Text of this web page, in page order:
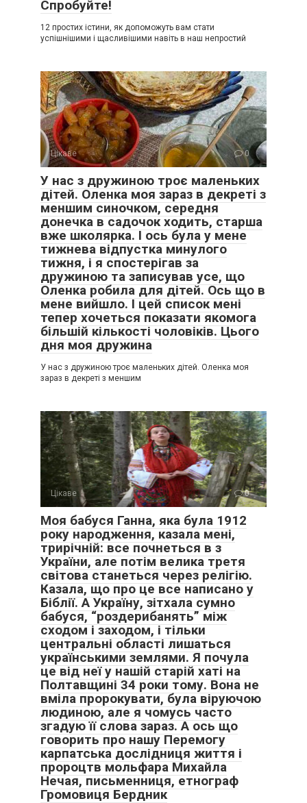
Спробуйте!
12 простих істини, як допоможуть вам стати
успішнішими і щасливішими навіть в наш непростий
Цікаве 0
У нас з дружиною троє маленьких
дітей. Оленка моя зараз в декреті з
меншим синочком, середня
донечка в садочок ходить, старша
вже школярка. І ось була у мене
тижнева відпустка минулого
тижня, і я спостерігав за
дружиною та записував усе, що
Оленка робила для дітей. Ось що в
мене вийшло. І цей список мені
тепер хочеться показати якомога
більшій кількості чоловіків. Цього
дня моя дружина
У нас з дружиною троє маленьких дітей. Оленка моя
зараз в декреті з меншим
Цікаве 0
Моя бабуся Ганна, яка була 1912
року народження, казала мені,
трирічній: все почнеться в з
України, але потім велика третя
світова станеться через релігію.
Казала, що про це все написано у
Біблії. А Україну, зітхала сумно
бабуся, “роздерибанять” між
сходом і заходом, і тільки
центральні області лишаться
українськими землями. Я почула
це від неї у нашій старій хаті на
Полтавщині 34 роки тому. Вона не
вміла пророкувати, була віруючою
людиною, але я чомусь часто
згадую її слова зараз. А ось що
говорить про нашу Перемогу
карпатська дослідниця життя і
пророцтв мольфара Михайла
Нечая, письменниця, етнограф
Громовиця Бердник